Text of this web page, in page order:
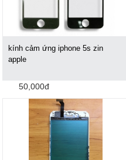
kính cảm ứng iphone 5s zin
apple
50,000đ